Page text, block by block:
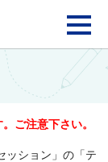
非営利活動
ご注意下さい。
ッション」の「テ